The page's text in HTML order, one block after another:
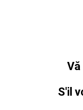
S'il